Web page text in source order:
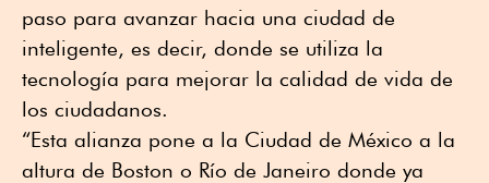
paso para avanzar hacia una ciudad de
inteligente, es decir, donde se utiliza la
tecnología para mejorar la calidad de vida de
los ciudadanos.
“Esta alianza pone a la Ciudad de México a la
altura de Boston o Río de Janeiro donde ya